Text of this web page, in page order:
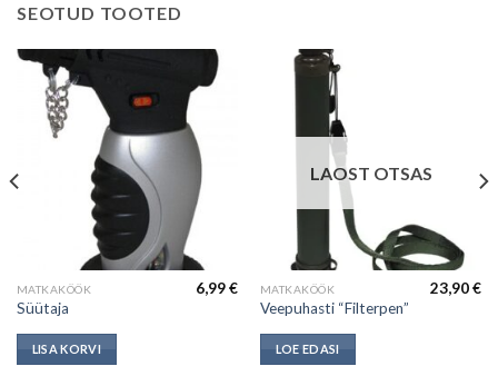
SEOTUD TOOTED
MATKAKÖÖK
Süütaja
6,99€
LISA KORVI
LAOST OTSAS
MATKAKÖÖK
Veepuhasti “Filterpen”
23,90€
LOE EDASI